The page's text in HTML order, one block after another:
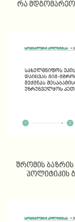
რა
შრომის
პოლიტიკის